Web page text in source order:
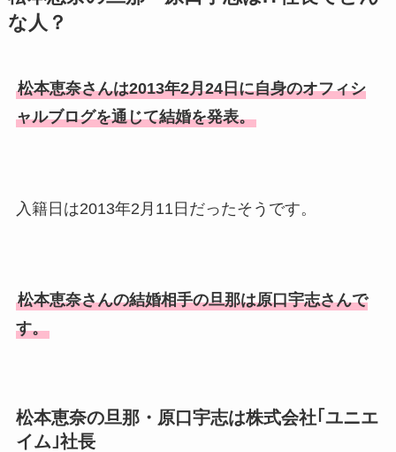
竹田恒泰の奥さんの顔写真が
美人！子供や結婚の馴れ初め
息子も調査！
情報や離婚の噂も調査！
高木豊の妻は宮内千早！再婚
な人？
松本恵奈さんは2013年2月24日に自身のオフィシ
ャルブログを通じて結婚を発表。
入籍日は2013年2月11日だったそうです。
松本恵奈さんの結婚相手の旦那は原口宇志さんで
す。
松本恵奈の旦那・原口宇志は株式会社｢ユニエ
イム｣社長